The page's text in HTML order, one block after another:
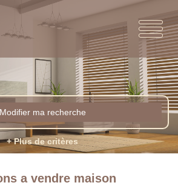
Modifier ma recherche
+ Plus de critères
a vendre maison